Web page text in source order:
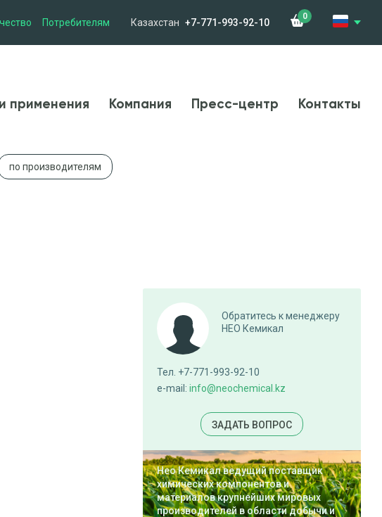
Потребителям Казахстан +7-771-993-92-10
0
применения Компания Пресс-центр Контакты
по производителям
Обратитесь к менеджеру
НЕО Кемикал
Тел. +7-771-993-92-10
e-mail: info@neochemical.kz
ЗАДАТЬ ВОПРОС
Нео Кемикал ведущий поставщик
химических компонентов и
материалов крупнейших мировых
производителей в области добычи и